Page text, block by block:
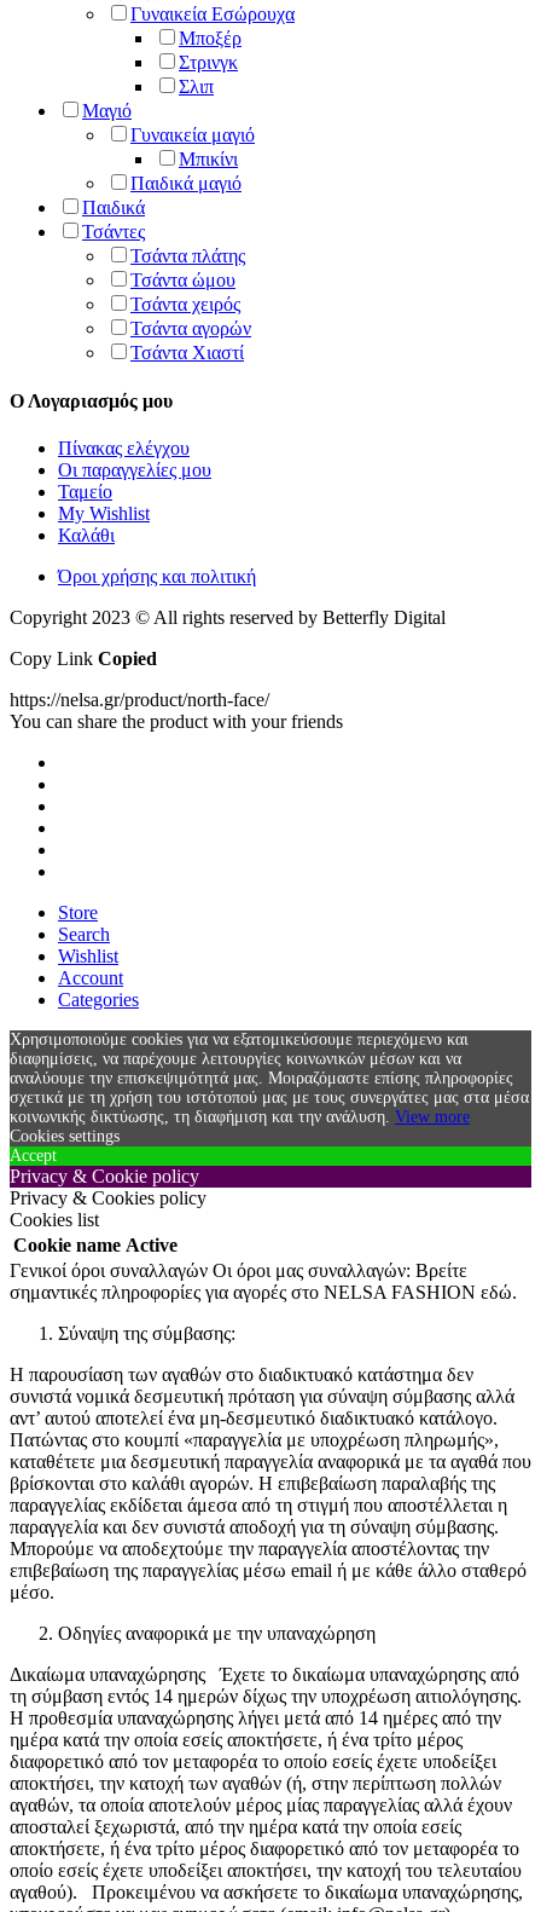
Γυναικεία Εσώρουχα
Μποξέρ
Στρινγκ
Σλιπ
Μαγιό
Γυναικεία μαγιό
Μπικίνι
Παιδικά μαγιό
Παιδικά
Τσάντες
Τσάντα πλάτης
Τσάντα ώμου
Τσάντα χειρός
Τσάντα αγορών
Τσάντα Χιαστί
Ο Λογαριασμός μου
Πίνακας ελέγχου
Οι παραγγελίες μου
Ταμείο
My Wishlist
Καλάθι
Όροι χρήσης και πολιτική
Copyright 2023 © All rights reserved by Betterfly Digital
Copy Link Copied
https://nelsa.gr/product/north-face/
You can share the product with your friends
Store
Search
Wishlist
Account
Categories
Χρησιμοποιούμε cookies για να εξατομικεύσουμε περιεχόμενο και
διαφημίσεις, να παρέχουμε λειτουργίες κοινωνικών μέσων και να
αναλύουμε την επισκεψιμότητά μας. Μοιραζόμαστε επίσης πληροφορίες
σχετικά με τη χρήση του ιστότοπού μας με τους συνεργάτες μας στα μέσα
κοινωνικής δικτύωσης, τη διαφήμιση και την ανάλυση. View more
Cookies settings
Accept
Privacy & Cookie policy
Privacy & Cookies policy
Cookies list
Cookie name Active
Γενικοί όροι συναλλαγών Οι όροι μας συναλλαγών: Βρείτε
σημαντικές πληροφορίες για αγορές στο NELSA FASHION εδώ.
Σύναψη της σύμβασης:
Η παρουσίαση των αγαθών στο διαδικτυακό κατάστημα δεν
συνιστά νομικά δεσμευτική πρόταση για σύναψη σύμβασης αλλά
αντ’ αυτού αποτελεί ένα μη-δεσμευτικό διαδικτυακό κατάλογο.
Πατώντας στο κουμπί «παραγγελία με υποχρέωση πληρωμής»,
καταθέτετε μια δεσμευτική παραγγελία αναφορικά με τα αγαθά που
βρίσκονται στο καλάθι αγορών. Η επιβεβαίωση παραλαβής της
παραγγελίας εκδίδεται άμεσα από τη στιγμή που αποστέλλεται η
παραγγελία και δεν συνιστά αποδοχή για τη σύναψη σύμβασης.
Μπορούμε να αποδεχτούμε την παραγγελία αποστέλοντας την
επιβεβαίωση της παραγγελίας μέσω email ή με κάθε άλλο σταθερό
μέσο.
Οδηγίες αναφορικά με την υπαναχώρηση
Δικαίωμα υπαναχώρησης Έχετε το δικαίωμα υπαναχώρησης από
τη σύμβαση εντός 14 ημερών δίχως την υποχρέωση αιτιολόγησης.
Η προθεσμία υπαναχώρησης λήγει μετά από 14 ημέρες από την
ημέρα κατά την οποία εσείς αποκτήσετε, ή ένα τρίτο μέρος
διαφορετικό από τον μεταφορέα το οποίο εσείς έχετε υποδείξει
αποκτήσει, την κατοχή των αγαθών (ή, στην περίπτωση πολλών
αγαθών, τα οποία αποτελούν μέρος μίας παραγγελίας αλλά έχουν
αποσταλεί ξεχωριστά, από την ημέρα κατά την οποία εσείς
αποκτήσετε, ή ένα τρίτο μέρος διαφορετικό από τον μεταφορέα το
οποίο εσείς έχετε υποδείξει αποκτήσει, την κατοχή του τελευταίου
αγαθού). Προκειμένου να ασκήσετε το δικαίωμα υπαναχώρησης,